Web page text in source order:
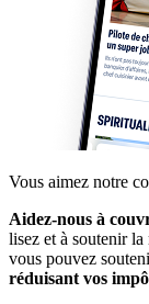
Vous aimez notre
Aidez-nous à
lisez et à soutenir
vous pouvez
réduisant vos